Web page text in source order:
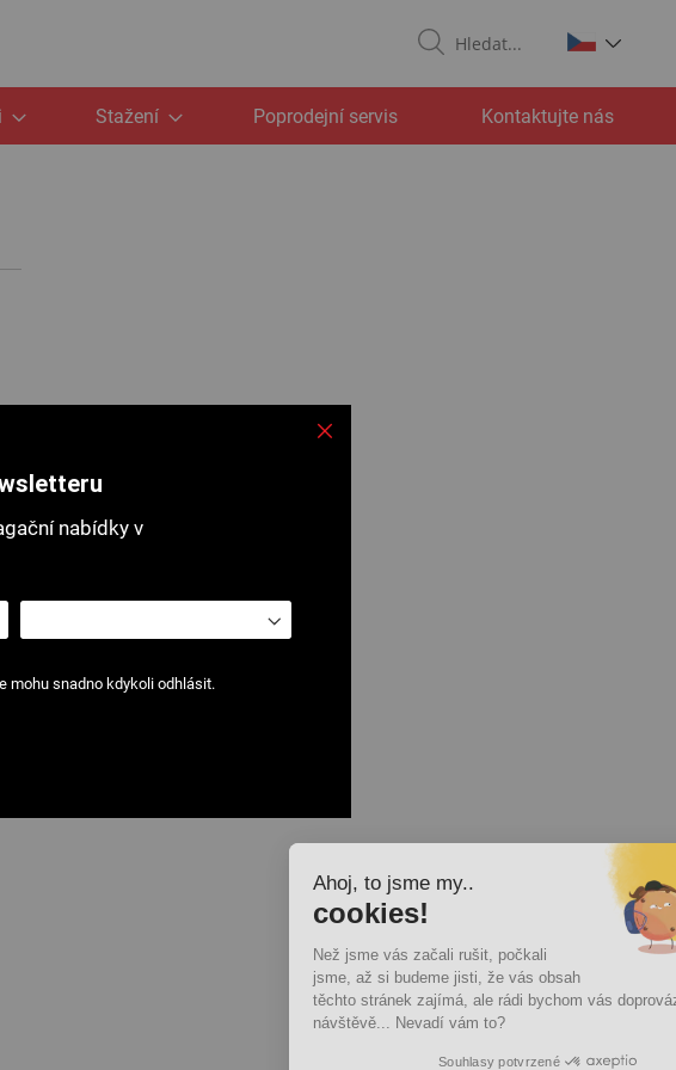
Stažení Poprodejní servis Kontaktujte nás
nabídky v
mohu snadno kdykoli odhlásit.
Ahoj, to jsme my..
Než jsme vás začali rušit, počkali
jsme, až si budeme jisti, že vás obsah
těchto stránek zajímá, ale rádi bychom vás doprovázeli při vaší
návštěvě... Nevadí vám to?